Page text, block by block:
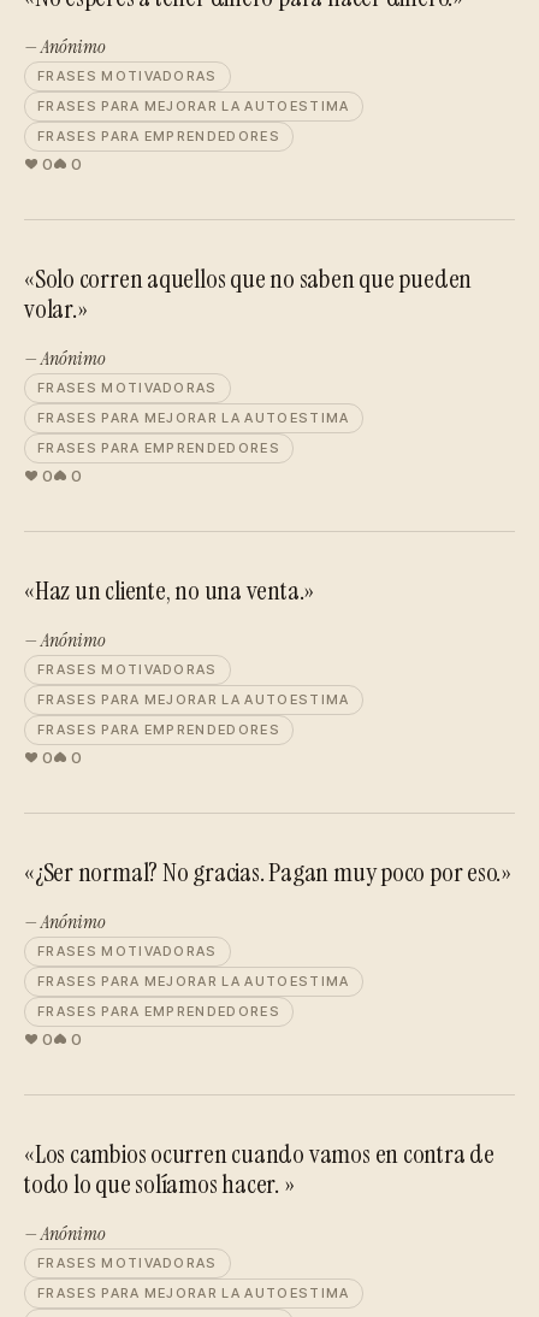
— Anónimo
FRASES MOTIVADORAS
FRASES PARA MEJORAR LA AUTOESTIMA
FRASES PARA EMPRENDEDORES
0 0
«Solo corren aquellos que no saben que pueden
volar.»
— Anónimo
FRASES MOTIVADORAS
FRASES PARA MEJORAR LA AUTOESTIMA
FRASES PARA EMPRENDEDORES
0 0
«Haz un cliente, no una venta.»
— Anónimo
FRASES MOTIVADORAS
FRASES PARA MEJORAR LA AUTOESTIMA
FRASES PARA EMPRENDEDORES
0 0
«¿Ser normal? No gracias. Pagan muy poco por eso.»
— Anónimo
FRASES MOTIVADORAS
FRASES PARA MEJORAR LA AUTOESTIMA
FRASES PARA EMPRENDEDORES
0 0
«Los cambios ocurren cuando vamos en contra de
todo lo que solíamos hacer. »
— Anónimo
FRASES MOTIVADORAS
FRASES PARA MEJORAR LA AUTOESTIMA